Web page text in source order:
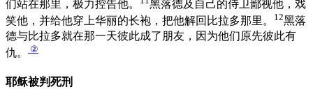
们站在那里，极力控告他。
黑落德及自己的侍卫鄙视他，戏
笑他，并给他穿上华丽的长袍，把他解回比拉多那里。
12黑落
德与比拉多就在那一天彼此成了朋友，因为他们原先彼此有
仇。
②
耶稣被判死刑